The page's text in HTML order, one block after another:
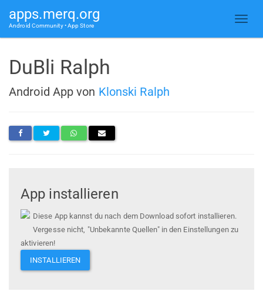
apps.merq.org
Android Community • App Store
DuBli Ralph
Android App von Klonski Ralph
App installieren
Diese App kannst du nach dem Download sofort installieren.
Vergesse nicht, "Unbekannte Quellen" in den Einstellungen zu
aktivieren!
INSTALLIEREN